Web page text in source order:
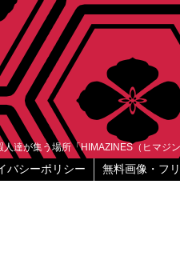
人達が集う場所「HIMAZINES（ヒマジ
バシーポリシー 無料画像・フ